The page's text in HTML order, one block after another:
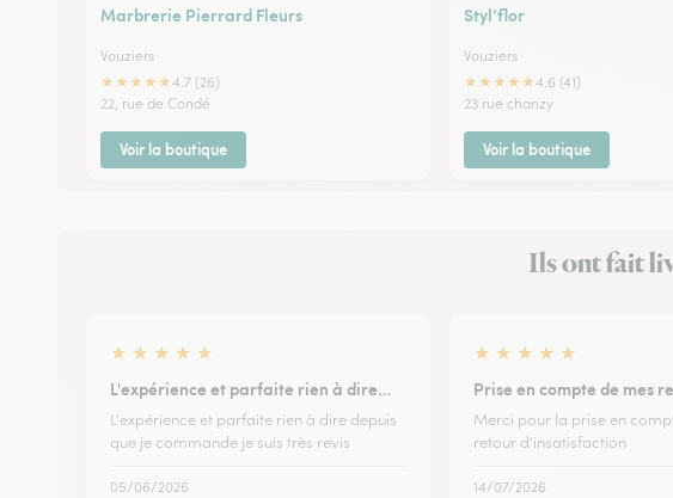
Marbrerie Pierrard Fleurs
Vouziers
★★★★★4.7 (26)
22, rue de Condé
Voir la boutique
Styl’flor
Vouziers
★★★★★4.6 (41)
23 rue chanzy
Voir la boutique
Ils ont fait
★ ★ ★ ★ ★
L'expérience et parfaite rien à dire…
L'expérience et parfaite rien à dire depuis
que je commande je suis très revis
05/06/2026
★ ★ ★ ★ ★
Prise en compte de mes
Merci pour la prise en
retour d'insatisfaction
14/07/2026